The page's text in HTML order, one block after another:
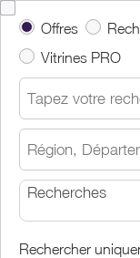
Offres
Vitrines PRO
Recherches
Rechercher